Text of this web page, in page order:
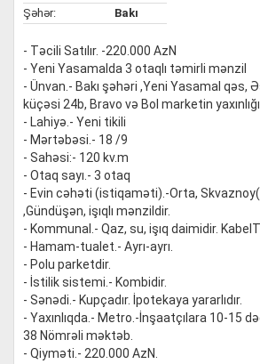
Şəhər:
Bakı
- Təcili Satılır. -220.000 AzN
- Yeni Yasamalda 3 otaqlı təmirli mənzil
- Ünvan.- Bakı şəhəri ,Yeni Yasamal qəs,
küçəsi 24b, Bravo və Bol marketin
- Lahiyə.- Yeni tikili
- Mərtəbəsi.- 18 /9
- Sahəsi:- 120 kv.m
- Otaq sayı.- 3 otaq
- Evin cəhəti (istiqaməti).-Orta,
,Gündüşən, işıqlı mənzildir.
- Kommunal.- Qaz, su, işıq daimidir.
- Hamam-tualet.- Ayrı-ayrı.
- Polu parketdir.
- İstilik sistemi.- Kombidir.
- Sənədi.- Kupçadır. İpotekaya yararlıdır.
- Yaxınlıqda.- Metro.-İnşaatçılara 10-15
38 Nömrəli məktəb.
- Qiyməti.- 220.000 AzN.